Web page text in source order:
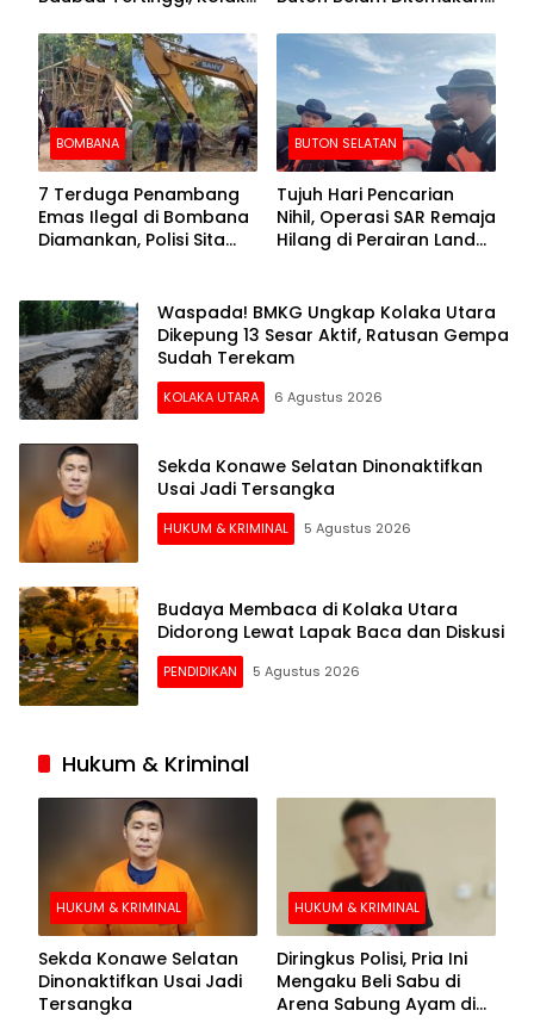
BOMBANA
7 Terduga Penambang
Emas Ilegal di Bombana
Diamankan, Polisi Sita
BUTON SELATAN
Tujuh Hari Pencarian
Nihil, Operasi SAR Remaja
Hilang di Perairan Lande
Waspada! BMKG Ungkap Kolaka Utara
Dikepung 13 Sesar Aktif, Ratusan Gempa
Sudah Terekam
KOLAKA UTARA 6 Agustus 2026
Sekda Konawe Selatan Dinonaktifkan
Usai Jadi Tersangka
HUKUM & KRIMINAL 5 Agustus 2026
Budaya Membaca di Kolaka Utara
Didorong Lewat Lapak Baca dan Diskusi
PENDIDIKAN 5 Agustus 2026
Hukum & Kriminal
HUKUM & KRIMINAL
Sekda Konawe Selatan
Dinonaktifkan Usai Jadi
Tersangka
HUKUM & KRIMINAL
Diringkus Polisi, Pria Ini
Mengaku Beli Sabu di
Arena Sabung Ayam di